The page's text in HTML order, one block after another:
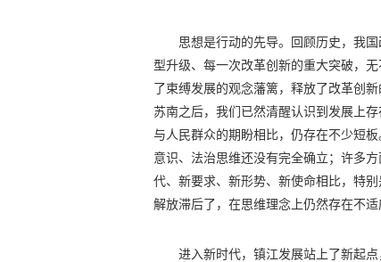
思想是行动的先导。回顾历史，我
型升级、每一次改革创新的重大突破，
了束缚发展的观念藩篱，释放了改革创
苏南之后，我们已然清醒认识到发展上
与人民群众的期盼相比，仍存在不少短
意识、法治思维还没有完全确立；许多
代、新要求、新形势、新使命相比，特
解放滞后了，在思维理念上仍然存在不适
进入新时代，镇江发展站上了新起